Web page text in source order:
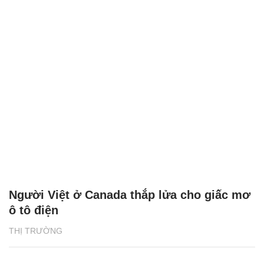
THỊ TRƯỜNG
Người Việt ở Canada thắp lửa cho giấc mơ
ô tô điện